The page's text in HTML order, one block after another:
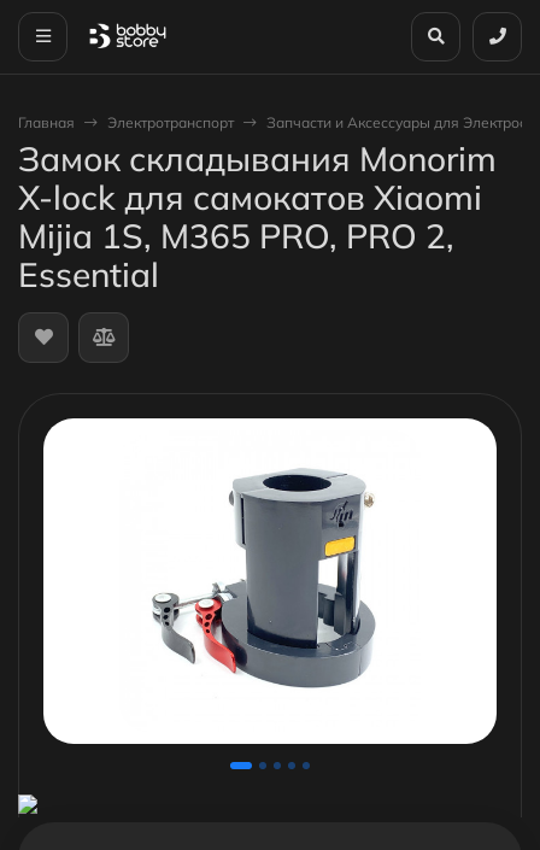
Главная Электротранспорт Запчасти и Аксессуары для
Замок складывания Monorim
X-lock для самокатов Xiaomi
Mijia 1S, M365 PRO, PRO 2,
Essential